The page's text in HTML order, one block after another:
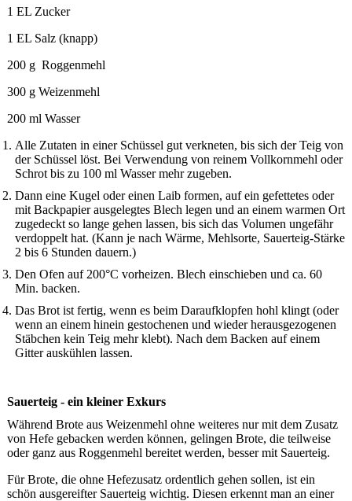
1 EL Zucker
1 EL Salz (knapp)
200 g Roggenmehl
300 g Weizenmehl
200 ml Wasser
Alle Zutaten in einer Schüssel gut verkneten, bis sich der Teig von
der Schüssel löst. Bei Verwendung von reinem Vollkornmehl oder
Schrot bis zu 100 ml Wasser mehr zugeben.
Dann eine Kugel oder einen Laib formen, auf ein gefettetes oder
mit Backpapier ausgelegtes Blech legen und an einem warmen Ort
zugedeckt so lange gehen lassen, bis sich das Volumen ungefähr
verdoppelt hat. (Kann je nach Wärme, Mehlsorte, Sauerteig-Stärke
2 bis 6 Stunden dauern.)
Den Ofen auf 200°C vorheizen. Blech einschieben und ca. 60
Min. backen.
Das Brot ist fertig, wenn es beim Daraufklopfen hohl klingt (oder
wenn an einem hinein gestochenen und wieder herausgezogenen
Stäbchen kein Teig mehr klebt). Nach dem Backen auf einem
Gitter auskühlen lassen.
Sauerteig - ein kleiner Exkurs
Während Brote aus Weizenmehl ohne weiteres nur mit dem Zusatz
von Hefe gebacken werden können, gelingen Brote, die teilweise
oder ganz aus Roggenmehl bereitet werden, besser mit Sauerteig.
Für Brote, die ohne Hefezusatz ordentlich gehen sollen, ist ein
schön ausgereifter Sauerteig wichtig. Diesen erkennt man an einer